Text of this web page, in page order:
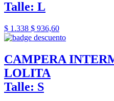
Talle: L
$ 1.338 $ 936,60
CAMPERA
LOLITA
Talle: S